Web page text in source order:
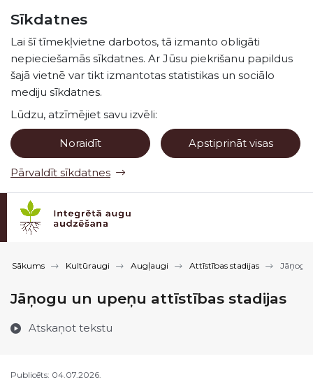
Sīkdatnes
Lai šī tīmekļvietne darbotos, tā izmanto obligāti
nepieciešamās sīkdatnes. Ar Jūsu piekrišanu papildus
šajā vietnē var tikt izmantotas statistikas un sociālo
mediju sīkdatnes.
Lūdzu, atzīmējiet savu izvēli:
Noraidīt Apstiprināt visas
Pārvaldīt sīkdatnes
Sākums Kultūraugi Augļaugi Attīstības stadijas Jāņogu
Jāņogu un upeņu attīstības stadijas
Atskaņot tekstu
Publicēts: 04.07.2026.